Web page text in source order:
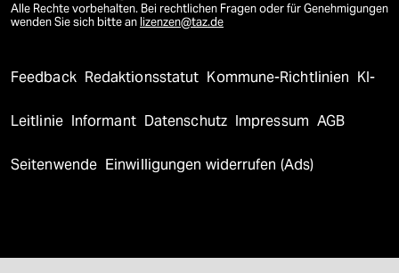
Alle Rechte vorbehalten. Bei rechtlichen Fragen oder für Genehmigungen
wenden Sie sich bitte an lizenzen@taz.de
Feedback Redaktionsstatut Kommune-Richtlinien KI-
Leitlinie Informant Datenschutz Impressum AGB
Seitenwende Einwilligungen widerrufen (Ads)